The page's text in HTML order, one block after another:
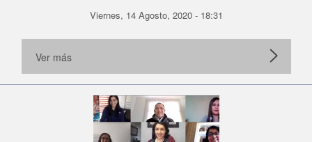
Viernes, 14 Agosto, 2020 - 18:31
Ver más